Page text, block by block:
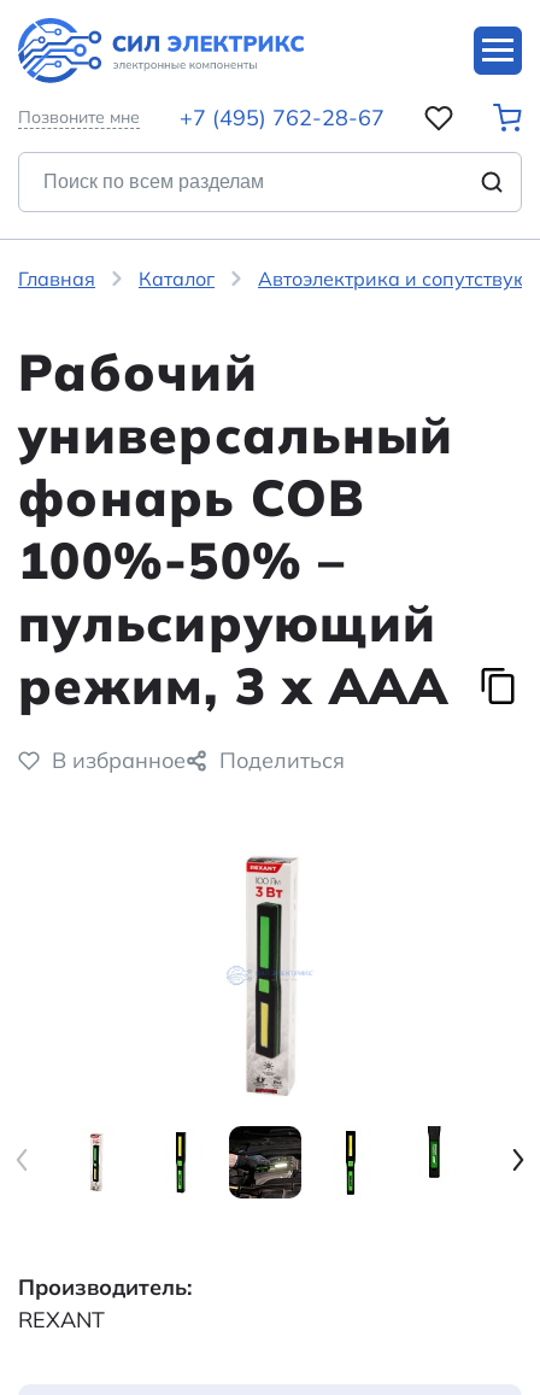
Позвоните мне +7 (495) 762-28-67
Главная Каталог Автоэлектрика и
Рабочий
универсальный
фонарь СОВ
100%-50% –
пульсирующий
режим, 3 х ААА
В избранное Поделиться
Производитель:
REXANT